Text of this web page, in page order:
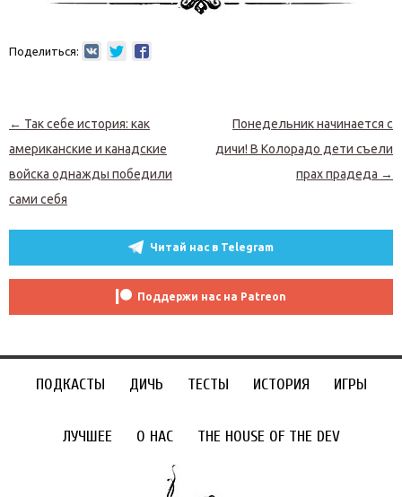
Поделиться:
Навигация по записям
← Так себе история: как
американские и канадские
войска однажды победили
сами себя
Понедельник начинается с
дичи! В Колорадо дети съели
прах прадеда →
Читай нас в Telegram
Поддержи нас на Patreon
ПОДКАСТЫ ДИЧЬ ТЕСТЫ ИСТОРИЯ ИГРЫ
ЛУЧШЕЕ О НАС THE HOUSE OF THE DEV